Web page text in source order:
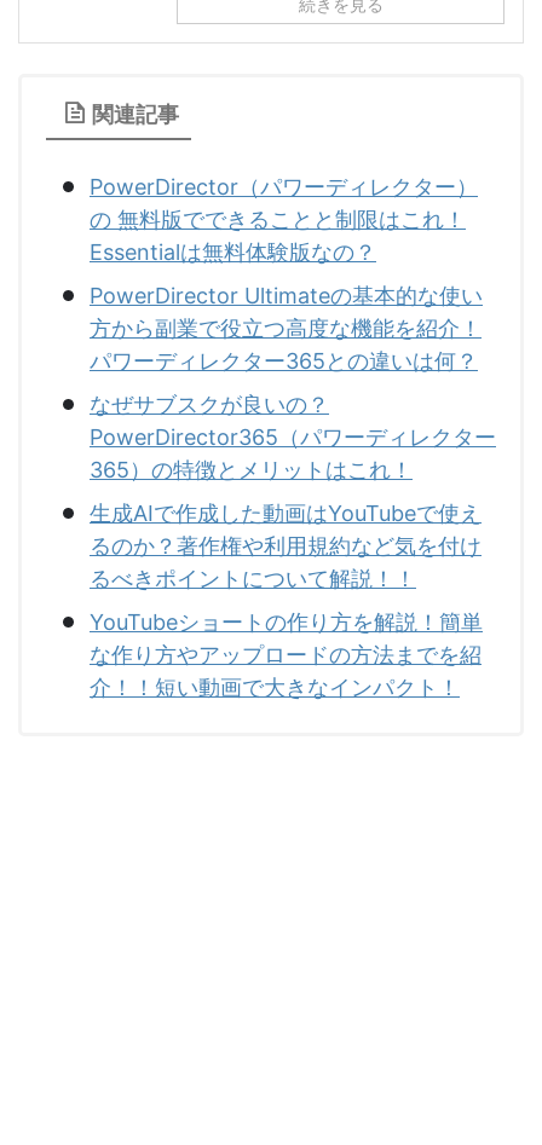
続きを見る
関連記事
PowerDirector（パワーディレクター）
の 無料版でできることと制限はこれ！
Essentialは無料体験版なの？
PowerDirector Ultimateの基本的な使い
方から副業で役立つ高度な機能を紹介！
パワーディレクター365との違いは何？
なぜサブスクが良いの？
PowerDirector365（パワーディレクター
365）の特徴とメリットはこれ！
生成AIで作成した動画はYouTubeで使え
るのか？著作権や利用規約など気を付け
るべきポイントについて解説！！
YouTubeショートの作り方を解説！簡単
な作り方やアップロードの方法までを紹
介！！短い動画で大きなインパクト！